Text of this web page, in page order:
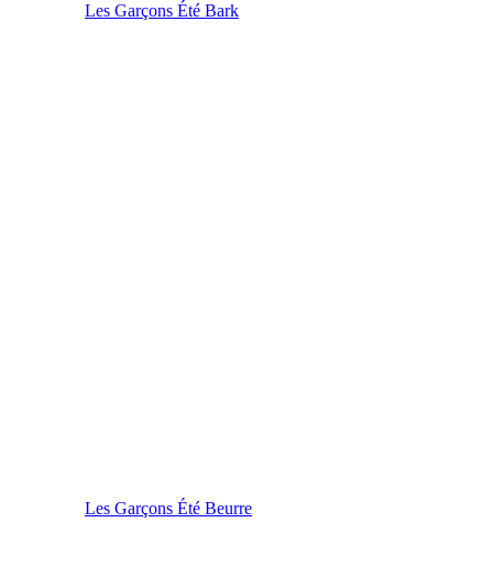
Les Garçons Été Bark
Les Garçons Été Beurre